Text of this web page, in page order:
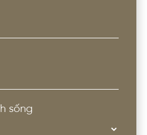
sống